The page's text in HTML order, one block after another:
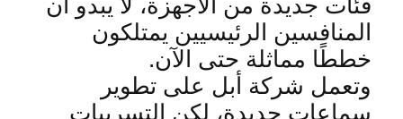
فئات جديدة من الأجهزة، لا يبدو أن
المنافسين الرئيسيين يمتلكون
خططًا مماثلة حتى الآن.
وتعمل شركة أبل على تطوير
سماعات جديدة، لكن التسريبات